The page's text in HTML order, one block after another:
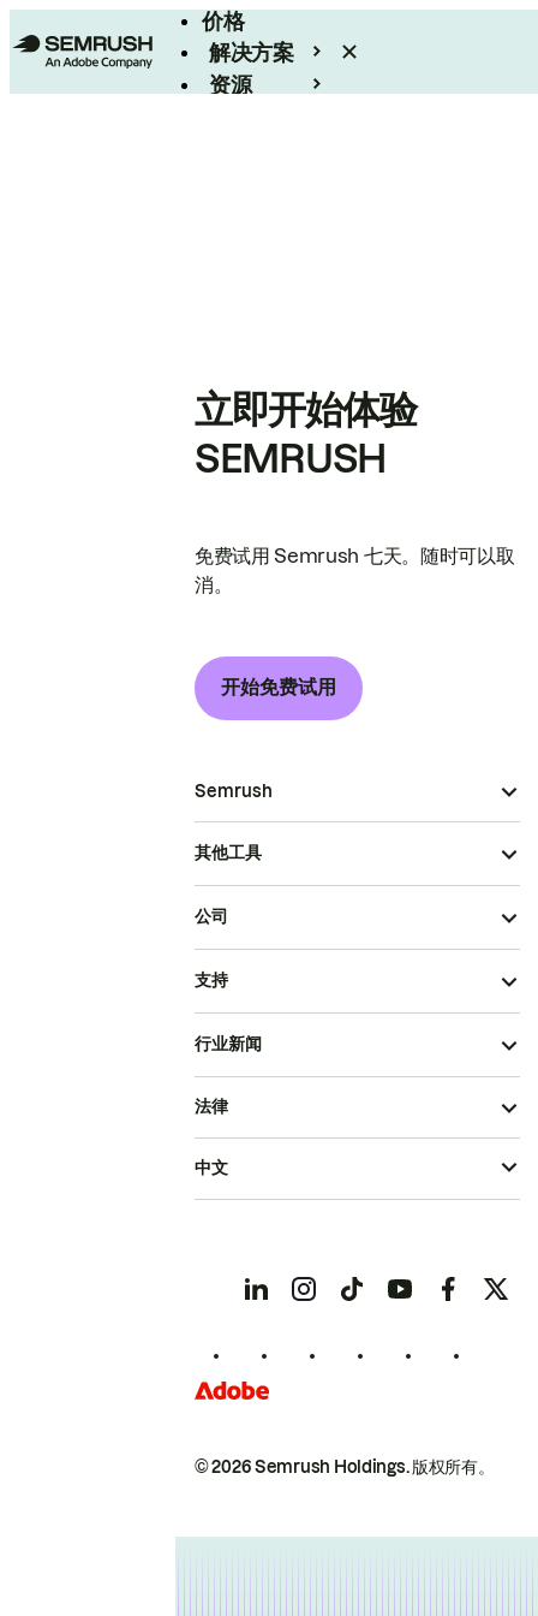
价格
解决方案
资源
立即开始体验
SEMRUSH
免费试用 Semrush 七天。随时可以取
消。
开始免费试用
Semrush
其他工具
公司
支持
行业新闻
© 2026 Semrush Holdings.版权所有。
法律
中文